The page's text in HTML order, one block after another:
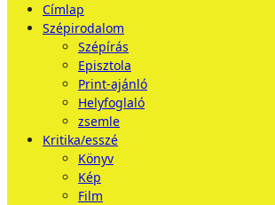
Címlap
Szépirodalom
Szépírás
Episztola
Print-ajánló
Helyfoglaló
zsemle
Kritika/esszé
Könyv
Kép
Film